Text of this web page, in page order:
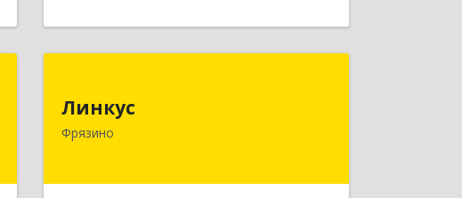
Линкус
Фрязино
141191, Московская обл, Фрязино г,
Подробнее